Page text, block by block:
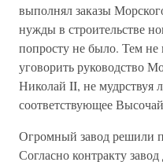
выполнял заказы
нужды в строительстве
попросту не было. Тем не
уговорить руководство
Николай II, не мудрствуя
соответствующее
Огромный завод решили
Согласно контракту